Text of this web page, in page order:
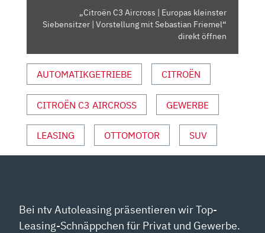
VORSTELLUNG
VON
YOUTUBE
ANZEIGEN
„Citroën C3 Aircross | Europas kleinster
Siebensitzer | Vorstellung mit Sebastian Friemel“
direkt öffnen
AUTOMATIKGETRIEBE CITROËN
CITROËN C3 AIRCROSS GEWERBE
LEASING OTTOMOTOR SUV
Bei ntv Autoleasing präsentieren wir Top-
Leasing-Schnäppchen für Privat und Gewerbe.